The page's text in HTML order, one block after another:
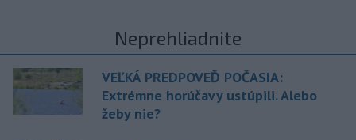
Neprehliadnite
VEĽKÁ PREDPOVEĎ POČASIA:
Extrémne horúčavy ustúpili. Alebo
žeby nie?